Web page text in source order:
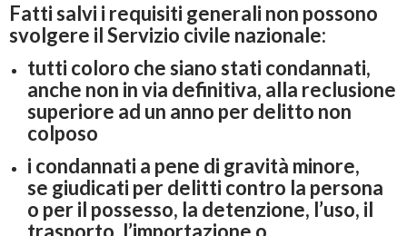
Fatti salvi i requisiti generali non possono
svolgere il Servizio civile nazionale:
tutti coloro che siano stati condannati,
anche non in via definitiva, alla reclusione
superiore ad un anno per delitto non
colposo
i condannati a pene di gravità minore,
se giudicati per delitti contro la persona
o per il possesso, la detenzione, l’uso, il